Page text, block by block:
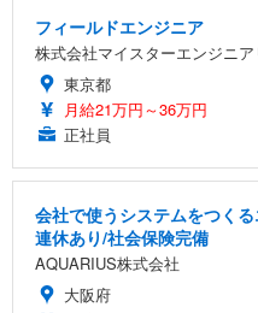
フィールドエンジニア
株式会社マイスターエンジニ
東京都
月給21万円～36万円
正社員
会社で使うシステムをつく
連休あり/社会保険完備
AQUARIUS株式会社
大阪府